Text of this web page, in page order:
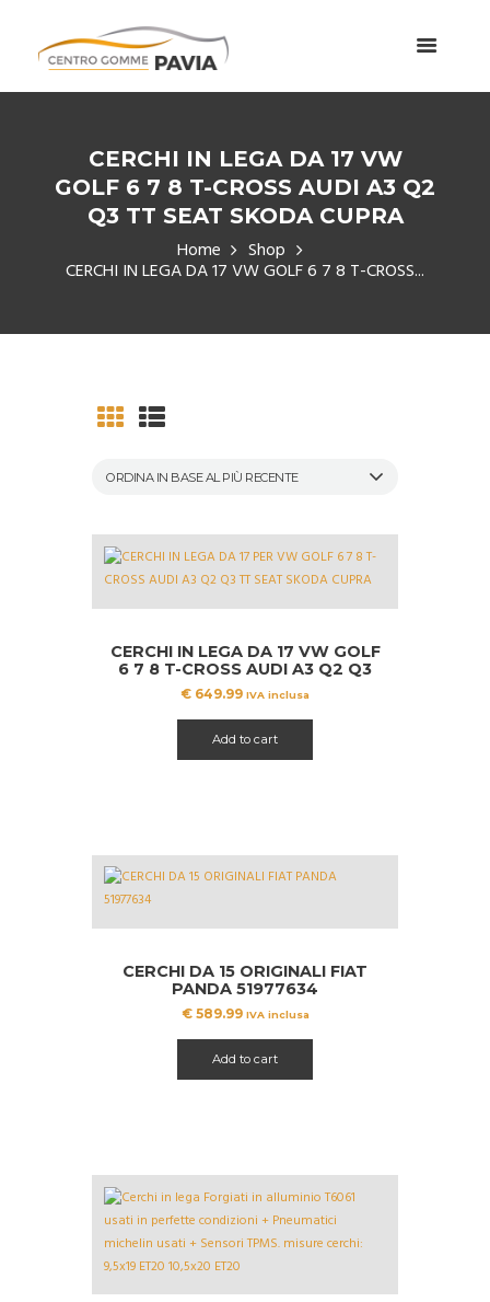
CERCHI IN LEGA DA 17 VW
GOLF 6 7 8 T-CROSS AUDI A3 Q2
Q3 TT SEAT SKODA CUPRA
Home Shop
CERCHI IN LEGA DA 17 VW GOLF 6 7 8 T-CROSS...
CERCHI IN LEGA DA 17 VW GOLF
6 7 8 T-CROSS AUDI A3 Q2 Q3
TT SEAT SKODA CUPRA
€ 649.99 IVA inclusa
Add to cart
CERCHI DA 15 ORIGINALI FIAT
PANDA 51977634
€589.99 IVA inclusa
Add to cart